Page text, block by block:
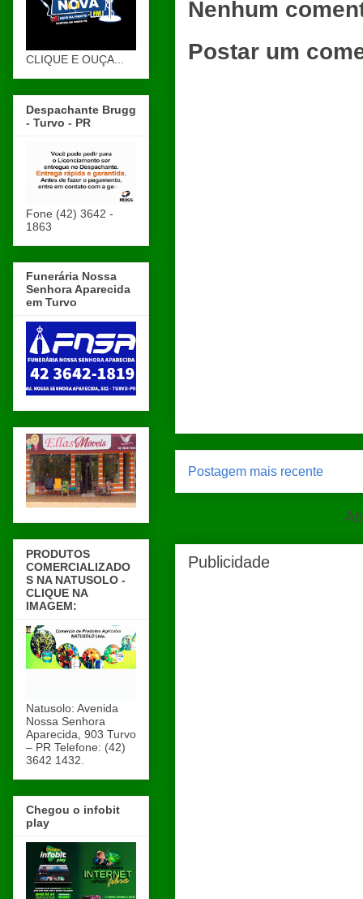
Nenhum
Postar um
Postagem mais recente
Publicidade
CLIQUE E OUÇA...
Despachante Brugg
- Turvo - PR
Fone (42) 3642 -
1863
Funerária Nossa
Senhora Aparecida
em Turvo
PRODUTOS
COMERCIALIZADO
S NA NATUSOLO -
CLIQUE NA
IMAGEM:
Natusolo: Avenida
Nossa Senhora
Aparecida, 903 Turvo
– PR Telefone: (42)
3642 1432.
Chegou o infobit
play